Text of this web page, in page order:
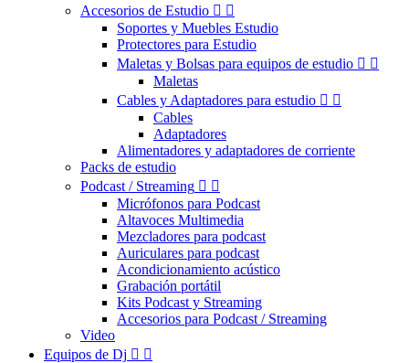
Accesorios de Estudio  
Soportes y Muebles Estudio
Protectores para Estudio
Maletas y Bolsas para equipos de estudio  
Maletas
Cables y Adaptadores para estudio  
Cables
Adaptadores
Alimentadores y adaptadores de corriente
Packs de estudio
Podcast / Streaming  
Micrófonos para Podcast
Altavoces Multimedia
Mezcladores para podcast
Auriculares para podcast
Acondicionamiento acústico
Grabación portátil
Kits Podcast y Streaming
Accesorios para Podcast / Streaming
Video
Equipos de Dj  